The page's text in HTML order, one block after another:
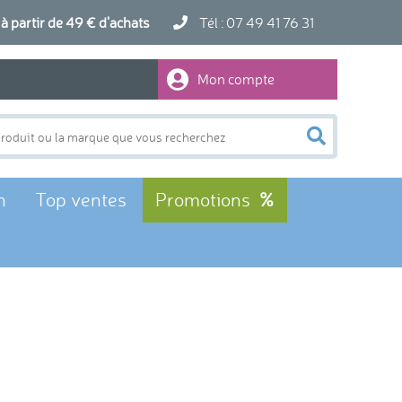
partir de 49 € d'achats Tél : 07 49 41 76 31
Mon compte
Top ventes
Promotions